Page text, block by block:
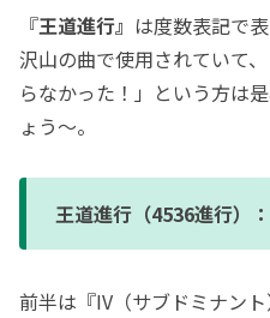
『王道進行』 は度数表記で
沢山の曲で使用されていて
らなかった！」という方は
ょう〜。
王道進行（4536進行
前半は『IV（サブドミナン